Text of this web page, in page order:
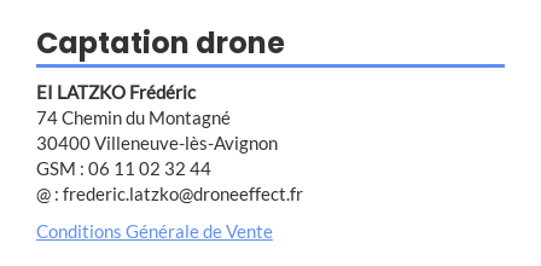
Captation drone
EI LATZKO Frédéric
74 Chemin du Montagné
30400 Villeneuve-lès-Avignon
GSM : 06 11 02 32 44
@ : frederic.latzko@droneeffect.fr
Conditions Générale de Vente